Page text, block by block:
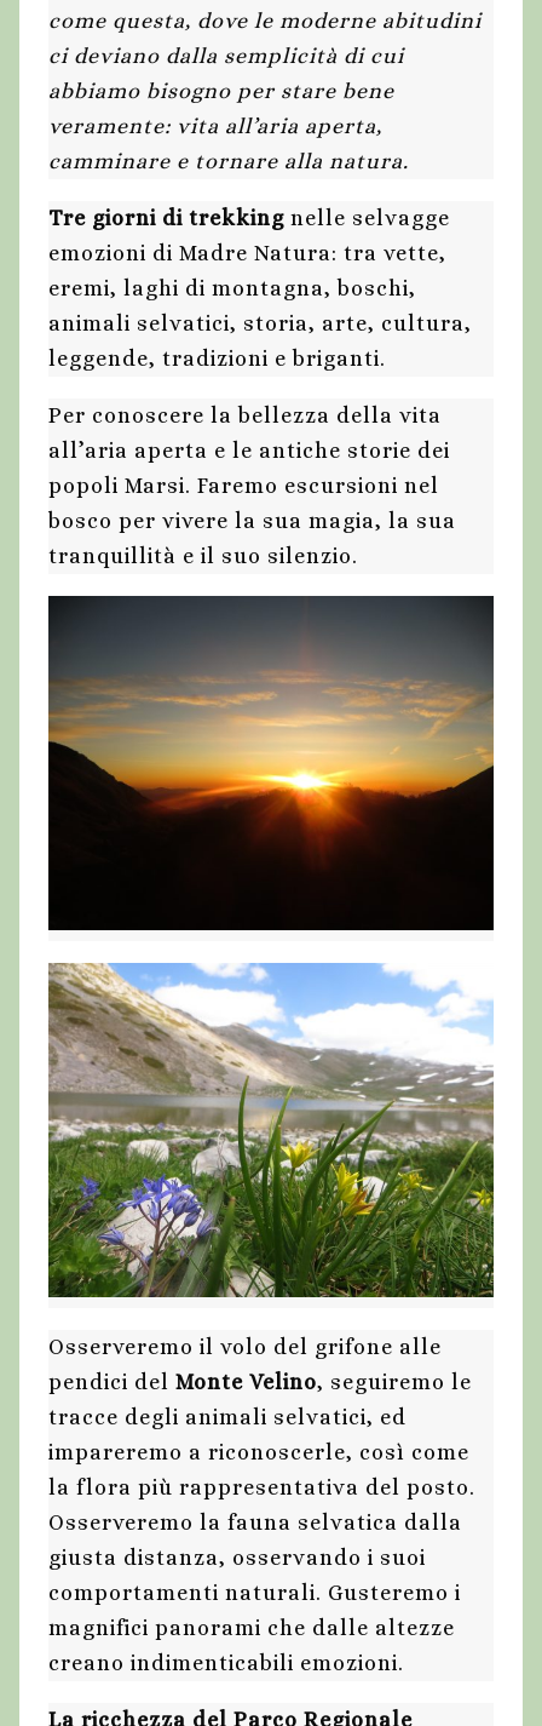
come questa, dove le moderne abitudini
ci deviano dalla semplicità di cui
abbiamo bisogno per stare bene
veramente: vita all’aria aperta,
camminare e tornare alla natura.
Tre giorni di trekking nelle selvagge
emozioni di Madre Natura: tra vette,
eremi, laghi di montagna, boschi,
animali selvatici, storia, arte, cultura,
leggende, tradizioni e briganti.
Per conoscere la bellezza della vita
all’aria aperta e le antiche storie dei
popoli Marsi. Faremo escursioni nel
bosco per vivere la sua magia, la sua
tranquillità e il suo silenzio.
Osserveremo il volo del grifone alle
pendici del Monte Velino, seguiremo le
tracce degli animali selvatici, ed
impareremo a riconoscerle, così come
la flora più rappresentativa del posto.
Osserveremo la fauna selvatica dalla
giusta distanza, osservando i suoi
comportamenti naturali. Gusteremo i
magnifici panorami che dalle altezze
creano indimenticabili emozioni.
La ricchezza del Parco Regionale